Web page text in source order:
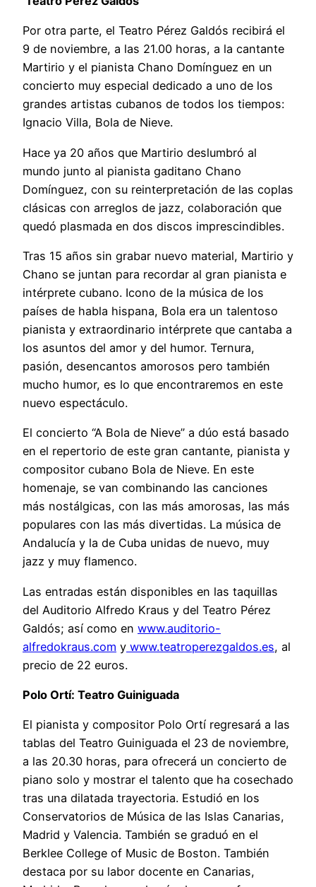
Por otra parte, el Teatro Pérez Galdós recibirá el
9 de noviembre, a las 21.00 horas, a la cantante
Martirio y el pianista Chano Domínguez en un
concierto muy especial dedicado a uno de los
grandes artistas cubanos de todos los tiempos:
Ignacio Villa, Bola de Nieve.
Hace ya 20 años que Martirio deslumbró al
mundo junto al pianista gaditano Chano
Domínguez, con su reinterpretación de las coplas
clásicas con arreglos de jazz, colaboración que
quedó plasmada en dos discos imprescindibles.
Tras 15 años sin grabar nuevo material, Martirio y
Chano se juntan para recordar al gran pianista e
intérprete cubano. Icono de la música de los
países de habla hispana, Bola era un talentoso
pianista y extraordinario intérprete que cantaba a
los asuntos del amor y del humor. Ternura,
pasión, desencantos amorosos pero también
mucho humor, es lo que encontraremos en este
nuevo espectáculo.
El concierto “A Bola de Nieve” a dúo está basado
en el repertorio de este gran cantante, pianista y
compositor cubano Bola de Nieve. En este
homenaje, se van combinando las canciones
más nostálgicas, con las más amorosas, las más
populares con las más divertidas. La música de
Andalucía y la de Cuba unidas de nuevo, muy
jazz y muy flamenco.
Las entradas están disponibles en las taquillas
del Auditorio Alfredo Kraus y del Teatro Pérez
Galdós; así como en www.auditorio-
alfredokraus.com y www.teatroperezgaldos.es, al
precio de 22 euros.
Polo Ortí: Teatro Guiniguada
El pianista y compositor Polo Ortí regresará a las
tablas del Teatro Guiniguada el 23 de noviembre,
a las 20.30 horas, para ofrecerá un concierto de
piano solo y mostrar el talento que ha cosechado
tras una dilatada trayectoria. Estudió en los
Conservatorios de Música de las Islas Canarias,
Madrid y Valencia. También se graduó en el
Berklee College of Music de Boston. También
destaca por su labor docente en Canarias,